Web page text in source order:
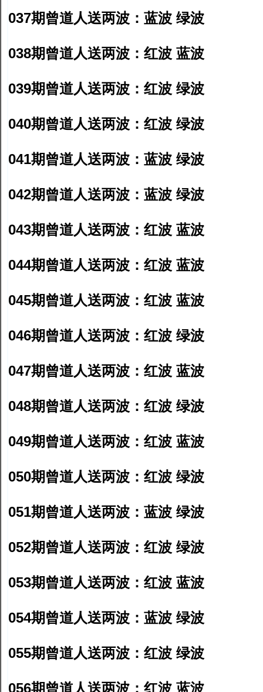
037期曾道人送两波：蓝波 绿波
038期曾道人送两波：红波 蓝波
039期曾道人送两波：红波 绿波
040期曾道人送两波：红波 绿波
041期曾道人送两波：蓝波 绿波
042期曾道人送两波：蓝波 绿波
043期曾道人送两波：红波 蓝波
044期曾道人送两波：红波 蓝波
045期曾道人送两波：红波 蓝波
046期曾道人送两波：红波 绿波
047期曾道人送两波：红波 蓝波
048期曾道人送两波：红波 绿波
049期曾道人送两波：红波 蓝波
050期曾道人送两波：红波 绿波
051期曾道人送两波：蓝波 绿波
052期曾道人送两波：红波 绿波
053期曾道人送两波：红波 蓝波
054期曾道人送两波：蓝波 绿波
055期曾道人送两波：红波 绿波
056期曾道人送两波：红波 蓝波